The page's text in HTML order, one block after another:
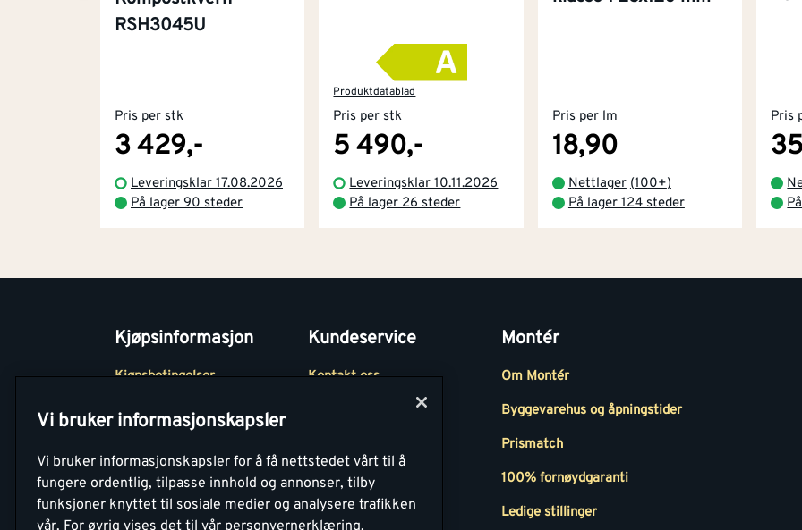
RSH3045U
Pris per stk
3 429,-
Leveringsklar 17.08.2026
På lager 90 steder
Produktdatablad
Pris per stk
5 490,-
Leveringsklar 10.11.2026
På lager 26 steder
Pris per lm
18,90
Nettlager (100+)
På lager 124 steder
Pris
Kjøpsinformasjon
Kjøpsbetingelser
Betaling
Retur- og
angrerettsskjema
Kundeservice
Kontakt oss
Medlemsavtaler
Montér Bedrift
Montér
Om Montér
Byggevarehus og åpningstider
Prismatch
100% fornøydgaranti
Ledige stillinger
Vi bruker informasjonskapsler
Vi bruker informasjonskapsler for å få nettstedet vårt til å
fungere ordentlig, tilpasse innhold og annonser, tilby
funksjoner knyttet til sosiale medier og analysere trafikken
vår. For øvrig vises det til vår personvernerklæring.